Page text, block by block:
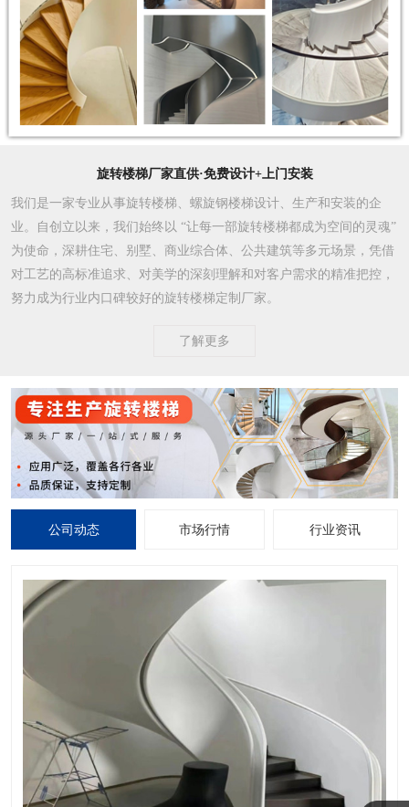
旋转楼梯厂家直供·免费设计+上门安装
我们是一家专业从事旋转楼梯、螺旋钢楼梯设计、生产和安装的企
业。自创立以来，我们始终以 “让每一部旋转楼梯都成为空间的灵魂”
为使命，深耕住宅、别墅、商业综合体、公共建筑等多元场景，凭借
对工艺的高标准追求、对美学的深刻理解和对客户需求的精准把控，
努力成为行业内口碑较好的旋转楼梯定制厂家。​
了解更多
公司动态 市场行情 行业资讯